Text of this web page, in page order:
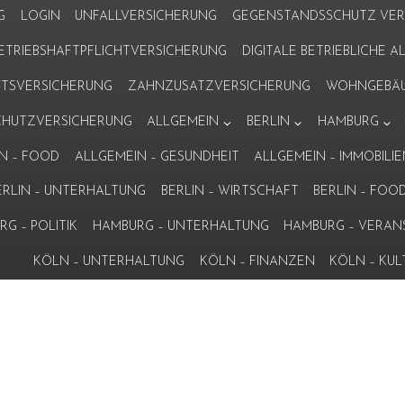
LOGIN UNFALLVERSICHERUNG GEGENSTANDSSCHUTZ
DIGITALE BETRIEBLICHE
ZAHNZUSATZVERSICHERUNG
ALLGEMEIN BERLIN HAMBURG
– FOOD ALLGEMEIN – GESUNDHEIT ALLGEMEIN –
– UNTERHALTUNG BERLIN – WIRTSCHAFT BERLIN –
– POLITIK HAMBURG – UNTERHALTUNG HAMBURG –
KÖLN – UNTERHALTUNG KÖLN – FINANZEN KÖLN –